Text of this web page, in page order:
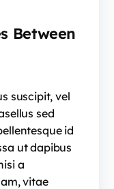
Between
suscipit, vel
sed
id
ut dapibus
a
vitae